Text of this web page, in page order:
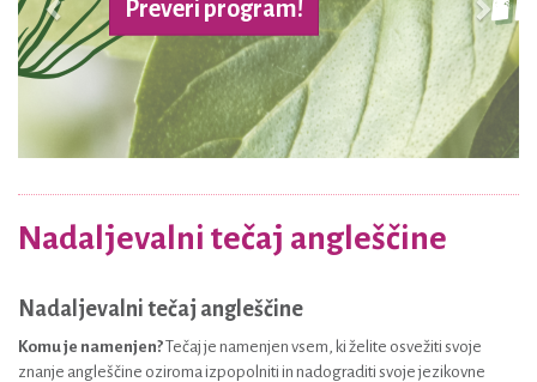
Preveri program!
Nadaljevalni tečaj angleščine
Nadaljevalni tečaj angleščine
Komu je namenjen?Tečaj je namenjen vsem, ki želite osvežiti svoje
znanje angleščine oziroma izpopolniti in nadograditi svoje jezikovne